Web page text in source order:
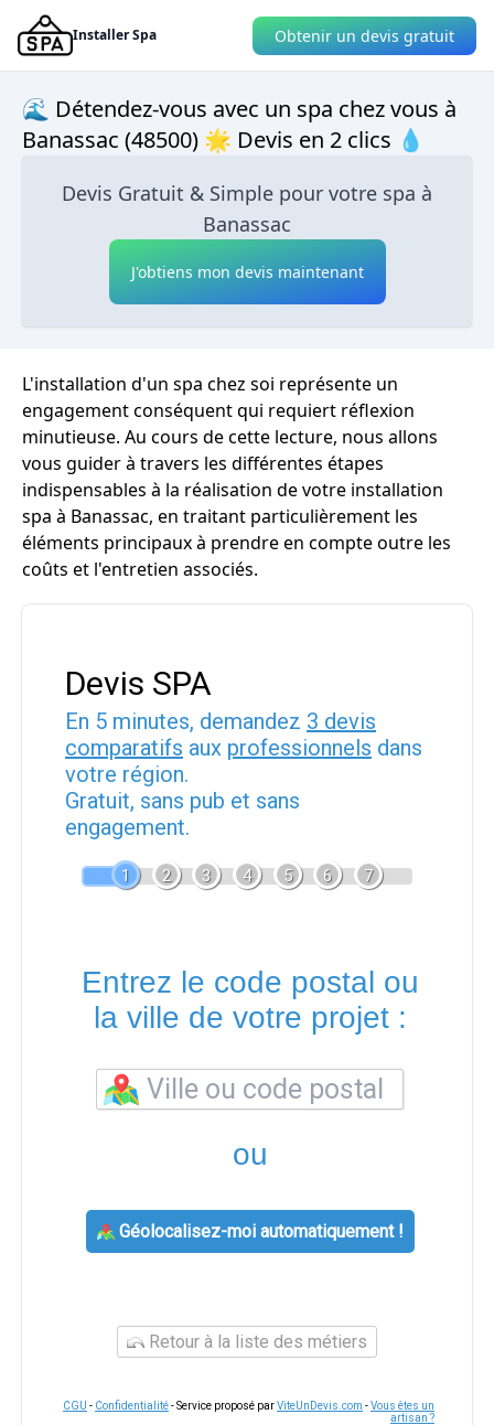
Installer Spa Obtenir un devis gratuit
🌊 Détendez-vous avec un spa chez vous à
Banassac (48500) 🌟 Devis en 2 clics 💧
Devis Gratuit & Simple pour votre spa à
Banassac
J'obtiens mon devis maintenant
L'installation d'un spa chez soi représente un
engagement conséquent qui requiert réflexion
minutieuse. Au cours de cette lecture, nous allons
vous guider à travers les différentes étapes
indispensables à la réalisation de votre installation
spa à Banassac, en traitant particulièrement les
éléments principaux à prendre en compte outre les
coûts et l'entretien associés.
Devis SPA
En 5 minutes, demandez 3 devis
comparatifs aux professionnels dans
votre région.
Gratuit, sans pub et sans
engagement.
1 2 3 4 5 6 7
Entrez le code postal ou
la ville de votre projet :
ou
Géolocalisez-moi automatiquement !
Retour à la liste des métiers
CGU - Confidentialité- Service proposé parViteUnDevis.com -Vous êtes un
artisan ?